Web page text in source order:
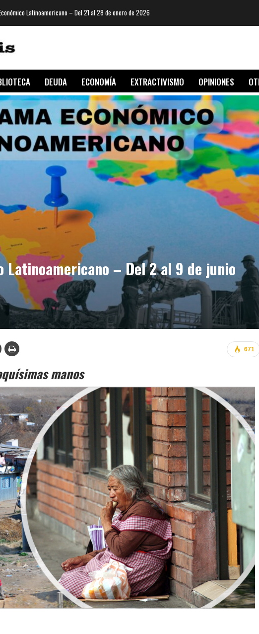
Latinoamericano – Del 21 al 28 de enero de 2026
DEUDA ECONOMÍA EXTRACTIVISMO OPINIONES
Latinoamericano – Del 2 al 9 de junio
671
manos